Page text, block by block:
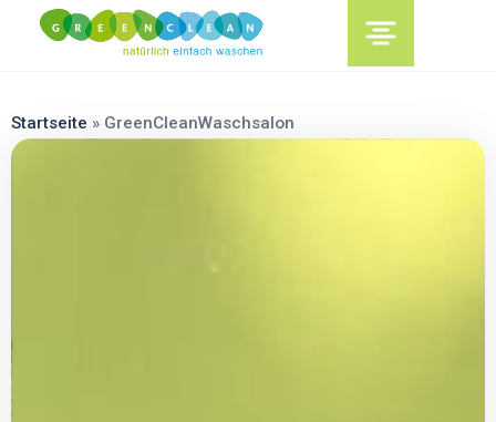
content
Startseite » GreenCleanWaschsalon